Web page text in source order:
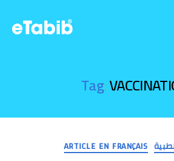
eTabib
العيادة
Tag:
ARTICLE EN FRANÇAIS